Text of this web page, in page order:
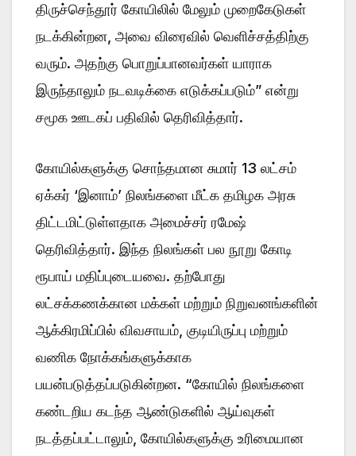
திருச்செந்தூர் கோயிலில் மேலும் முறைகேடுகள்
நடக்கின்றன, அவை விரைவில் வெளிச்சத்திற்கு
வரும். அதற்கு பொறுப்பானவர்கள் யாராக
இருந்தாலும் நடவடிக்கை எடுக்கப்படும்” என்று
சமூக ஊடகப் பதிவில் தெரிவித்தார்.
கோயில்களுக்கு சொந்தமான சுமார் 13 லட்சம்
ஏக்கர் ‘இனாம்’ நிலங்களை மீட்க தமிழக அரசு
திட்டமிட்டுள்ளதாக அமைச்சர் ரமேஷ்
தெரிவித்தார். இந்த நிலங்கள் பல நூறு கோடி
ரூபாய் மதிப்புடையவை. தற்போது
லட்சக்கணக்கான மக்கள் மற்றும் நிறுவனங்களின்
ஆக்கிரமிப்பில் விவசாயம், குடியிருப்பு மற்றும்
வணிக நோக்கங்களுக்காக
பயன்படுத்தப்படுகின்றன. “கோயில் நிலங்களை
கண்டறிய கடந்த ஆண்டுகளில் ஆய்வுகள்
நடத்தப்பட்டாலும், கோயில்களுக்கு உரிமையான